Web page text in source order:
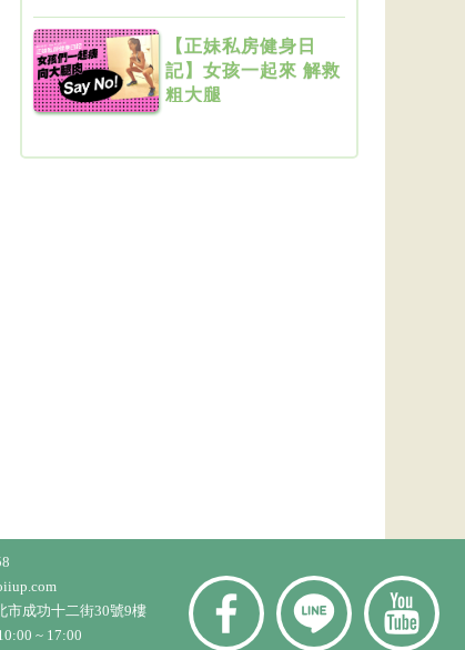
【正妹私房健身日
記】女孩一起來 解救
粗大腿
市成功十二街30號9樓
~ 17:00